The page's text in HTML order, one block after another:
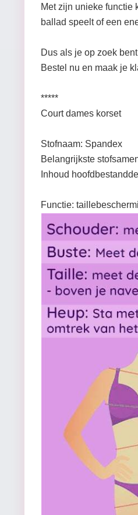
Met zijn unieke functie
ballad speelt of een
Dus als je op zoek
Bestel nu en maak je
*****
Court dames korset
Stofnaam: Spandex
Belangrijkste
Inhoud
Functie: